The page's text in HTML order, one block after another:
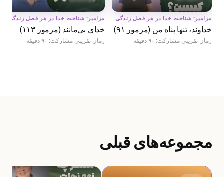
مزامیر: شناخت خدا در هر فصل زندگی
خداوند، تنها پناه من (مزمور ۹۱)
زمان تقریبی مشارکت: ۹۰ دقیقه
مزامیر: شناخت خدا در هر فصل زندگی
خدای بی‌مانند (مزمور ۱۱۳)
زمان تقریبی مشارکت: ۹۰ دقیقه
مجموعه‌های قبلی